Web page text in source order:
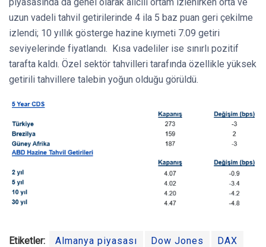
uzun vadeli tahvil getirilerinde 4 ila 5 baz puan geri çekilme
izlendi; 10 yıllık gösterge hazine kıymeti 7.09 getiri
seviyelerinde fiyatlandı. Kısa vadeliler ise sınırlı pozitif
tarafta kaldı. Özel sektör tahvilleri tarafında özellikle yüksek
getirili tahvillere talebin yoğun olduğu görüldü.
Etiketler: Almanya piyasası Dow Jones DAX